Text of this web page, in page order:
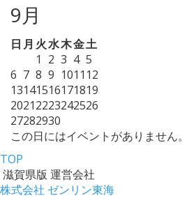
9月
日 月 火水木金土
1 2 3 4 5
6 7 8 9 1011 12
13141516171819
20212223242526
27282930
この日にはイベントがありません。
TOP
滋賀県版 運営会社
株式会社 ゼンリン東海